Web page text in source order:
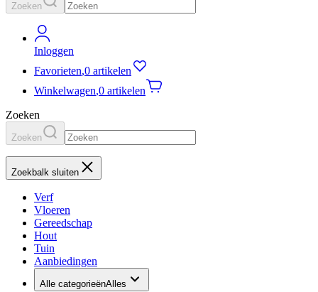
Zoeken
Inloggen
Favorieten,0 artikelen
Winkelwagen,0 artikelen
Zoeken
Zoeken
Zoekbalk sluiten
Verf
Vloeren
Gereedschap
Hout
Tuin
Aanbiedingen
Alle categorieënAlles